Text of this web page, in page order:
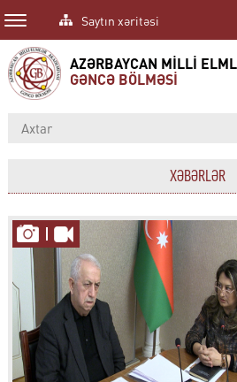
Saytın xəritəsi
AZƏRBAYCAN MİLLİ
GƏNCƏ BÖLMƏSİ
XƏBƏRLƏR